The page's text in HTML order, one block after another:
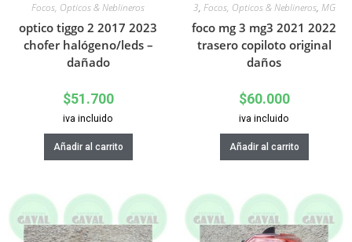
Focos, Opticos & Neblineros
optico tiggo 2 2017 2023
chofer halógeno/leds –
dañado
$51.700
iva incluido
Añadir al carrito
3, Focos, Opticos & Neblineros, MG
foco mg 3 mg3 2021 2022
trasero copiloto original
daños
$60.000
iva incluido
Añadir al carrito